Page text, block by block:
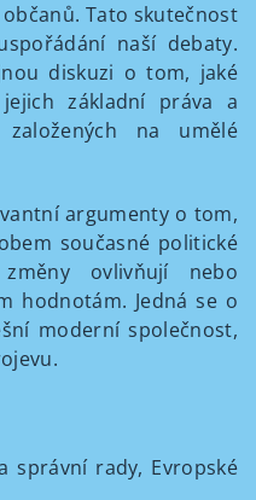
Tato skutečnost
naší debaty.
diskuzi o tom, jaké
základní práva a
na umělé
argumenty o tom,
současné politické
ovlivňují nebo
hodnotám. Jedná se o
moderní společnost,
správní rady, Evropské